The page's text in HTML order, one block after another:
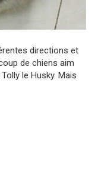
directions et
de chiens aim
le Husky. Mais